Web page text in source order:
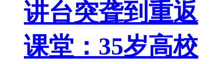
讲台突聋到重返
课堂：35岁高校